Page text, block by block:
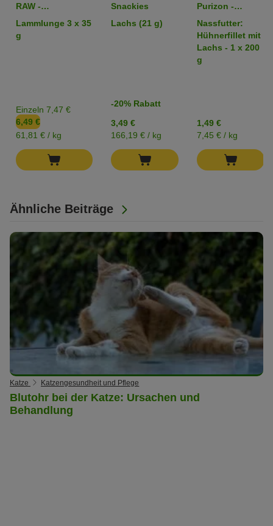
Ähnliche Beiträge
Katze Katzengesundheit und Pflege
Blutohr bei der Katze: Ursachen und
Behandlung
RAW -
gefriergetrocknete
Lammlunge 3 x 35
g
Einzeln 7,47 €
6,49 €
61,81 € / kg
Snackies
Lachs (21 g)
-20% Rabatt
3,49 €
166,19 € / kg
Purizon -
getreidefrei
Nassfutter:
Hühnerfillet mit
Lachs - 1 x 200
g
1,49 €
7,45 € / kg